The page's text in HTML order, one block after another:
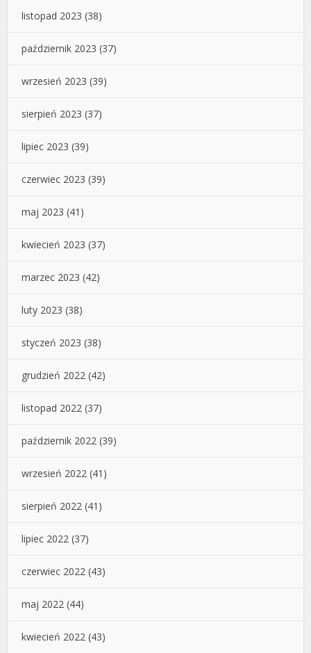
listopad 2023 (38)
październik 2023 (37)
wrzesień 2023 (39)
sierpień 2023 (37)
lipiec 2023 (39)
czerwiec 2023 (39)
maj 2023 (41)
kwiecień 2023 (37)
marzec 2023 (42)
luty 2023 (38)
styczeń 2023 (38)
grudzień 2022 (42)
listopad 2022 (37)
październik 2022 (39)
wrzesień 2022 (41)
sierpień 2022 (41)
lipiec 2022 (37)
czerwiec 2022 (43)
maj 2022 (44)
kwiecień 2022 (43)